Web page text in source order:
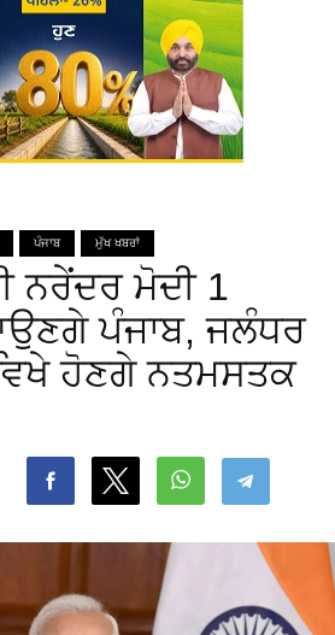
ਪੰਜਾਬ ਮੁੱਖ ਖਬਰਾਂ
ਨਰੇਂਦਰ ਮੋਦੀ 1
ਪੰਜਾਬ, ਜਲੰਧਰ
ਹੋਣਗੇ ਨਤਮਸਤਕ